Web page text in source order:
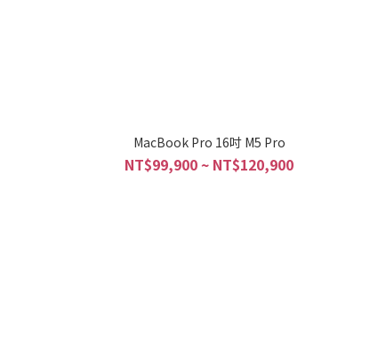
MacBook Pro 16吋 M5 Pro
NT$99,900 ~ NT$120,900